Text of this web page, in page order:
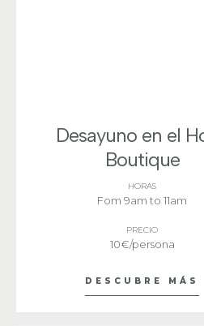
Desayuno en el
Boutique
HORAS
Fom 9am to 11am
PRECIO
10€/persona
DESCUBRE MÁS